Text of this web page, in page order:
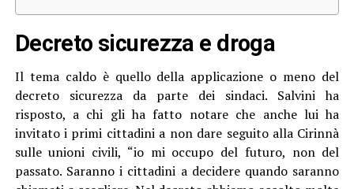
Decreto sicurezza e droga
Il tema caldo è quello della applicazione o meno del
decreto sicurezza da parte dei sindaci. Salvini ha
risposto, a chi gli ha fatto notare che anche lui ha
invitato i primi cittadini a non dare seguito alla Cirinnà
sulle unioni civili, “io mi occupo del futuro, non del
passato. Saranno i cittadini a decidere quando saranno